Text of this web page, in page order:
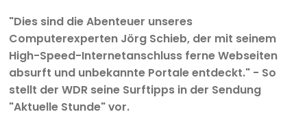
"Dies sind die Abenteuer unseres
Computerexperten Jörg Schieb, der mit seinem
High-Speed-Internetanschluss ferne Webseiten
absurft und unbekannte Portale entdeckt." - So
stellt der WDR seine Surftipps in der Sendung
"Aktuelle Stunde" vor.